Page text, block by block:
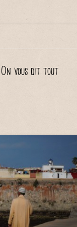
On vous dit tout